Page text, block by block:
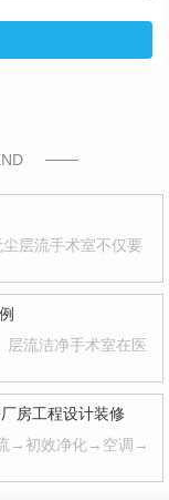
层流手术室不仅要
层流洁净手术室在医
房工程设计装修
→初效净化→空调→